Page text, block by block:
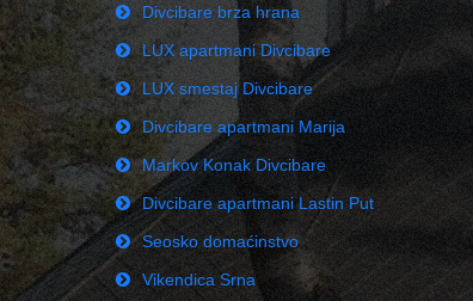
Divcibare brza hrana
LUX apartmani Divcibare
LUX smestaj Divcibare
Divcibare apartmani Marija
Markov Konak Divcibare
Divcibare apartmani Lastin Put
Seosko domaćinstvo
Vikendica Srna